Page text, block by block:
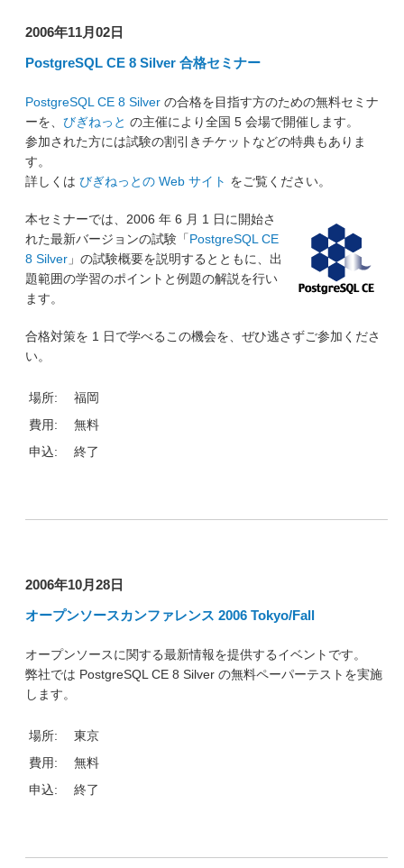
2006年11月02日
PostgreSQL CE 8 Silver 合格セミナー
PostgreSQL CE 8 Silverの合格を目指す方のための無料セミナ
ーを、 びぎねっと の主催により全国 5 会場で開催します。
参加された方には試験の割引きチケットなどの特典もありま
す。
詳しくは びぎねっとの Web サイト をご覧ください。
本セミナーでは、2006 年 6 月 1 日に開始さ
れた最新バージョンの試験「PostgreSQL CE
8 Silver」の試験概要を説明するとともに、出
題範囲の学習のポイントと例題の解説を行い
ます。
合格対策を 1 日で学べるこの機会を、ぜひ逃さずご参加くださ
い。
場所:
福岡
費用:
無料
申込:
終了
2006年10月28日
オープンソースカンファレンス 2006 Tokyo/Fall
オープンソースに関する最新情報を提供するイベントです。
弊社では PostgreSQL CE 8 Silver の無料ペーパーテストを実施
します。
場所:
東京
費用:
無料
申込:
終了